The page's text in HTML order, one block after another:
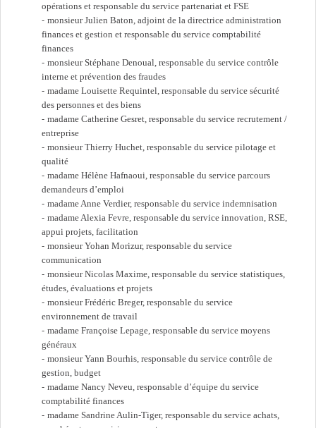
opérations et responsable du service partenariat et FSE
monsieur Julien Baton, adjoint de la directrice administration
finances et gestion et responsable du service comptabilité
finances
monsieur Stéphane Denoual, responsable du service contrôle
interne et prévention des fraudes
madame Louisette Requintel, responsable du service sécurité
des personnes et des biens
madame Catherine Gesret, responsable du service recrutement /
entreprise
monsieur Thierry Huchet, responsable du service pilotage et
qualité
madame Hélène Hafnaoui, responsable du service parcours
demandeurs d’emploi
madame Anne Verdier, responsable du service indemnisation
madame Alexia Fevre, responsable du service innovation, RSE,
appui projets, facilitation
monsieur Yohan Morizur, responsable du service
communication
monsieur Nicolas Maxime, responsable du service statistiques,
études, évaluations et projets
monsieur Frédéric Breger, responsable du service
environnement de travail
madame Françoise Lepage, responsable du service moyens
généraux
monsieur Yann Bourhis, responsable du service contrôle de
gestion, budget
madame Nancy Neveu, responsable d’équipe du service
comptabilité finances
madame Sandrine Aulin-Tiger, responsable du service achats,